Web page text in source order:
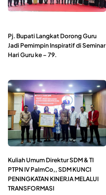
Pj. Bupati Langkat Dorong Guru
Jadi Pemimpin Inspiratif di Seminar
Hari Guru ke – 79.
Kuliah Umum Direktur SDM & TI
PTPN IV PalmCo,, SDM KUNCI
PENINGKATAN KINERJA MELALUI
TRANSFORMASI